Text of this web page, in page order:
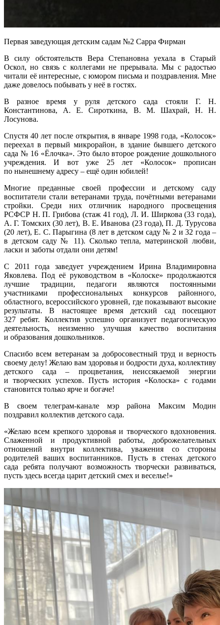
Первая заведующая детским садам №2 Сарра Фирман
В силу обстоятельств Вера Степановна уехала в Старый
Оскол, но связь с коллегами не прерывала. Мы с радостью
читали её интересные, с юмором письма и поздравления. Мне
даже довелось побывать у неё в гостях.
В разное время у руля детского сада стояли Г. Н.
Константинова, А. Е. Сироткина, В. М. Шахрай, Н. Н.
Лосунова.
Спустя 40 лет после открытия, в январе 1998 года, «Колосок»
переехал в первый микрорайон, в здание бывшего детского
сада № 16 «Ёлочка». Это было второе рождение дошкольного
учреждения. И вот уже 25 лет «Колосок» прописан
по нынешнему адресу – ещё один юбилей!
Многие преданные своей профессии и детскому саду
воспитатели стали ветеранами труда, почётными ветеранами
стройки. Среди них отличник народного просвещения
РСФСР Н. П. Грибова (стаж 41 год), Л. И. Ширкова (33 года),
А. Г. Томских (30 лет), В. Е. Иванова (23 года), П. Д. Турусова
(20 лет), Е. С. Парыгина (8 лет в детском саду № 2 и 32 года –
в детском саду № 11). Сколько тепла, материнской любви,
ласки и заботы отдали они детям!
С 2011 года заведует учреждением Ирина Владимировна
Яковлева. Под её руководством в «Колоске» продолжаются
лучшие традиции, педагоги являются постоянными
участниками профессиональных конкурсов районного,
областного, всероссийского уровней, где показывают высокие
результаты. В настоящее время детский сад посещают
327 ребят. Коллектив успешно организует педагогическую
деятельность, неизменно улучшая качество воспитания
и образования дошкольников.
Спасибо всем ветеранам за добросовестный труд и верность
своему делу! Желаю вам здоровья и бодрости духа, коллективу
детского сада – процветания, неиссякаемой энергии
и творческих успехов. Пусть история «Колоска» с годами
становится только ярче и богаче!
В своем телеграм-канале мэр района Максим Модин
поздравил коллектив детского сада.
«Желаю всем крепкого здоровья и творческого вдохновения.
Слаженной и продуктивной работы, доброжелательных
отношений внутри коллектива, уважения со стороны
родителей ваших воспитанников. Пусть в стенах детского
сада ребята получают возможность творчески развиваться,
пусть здесь всегда царит детский смех и веселье!»